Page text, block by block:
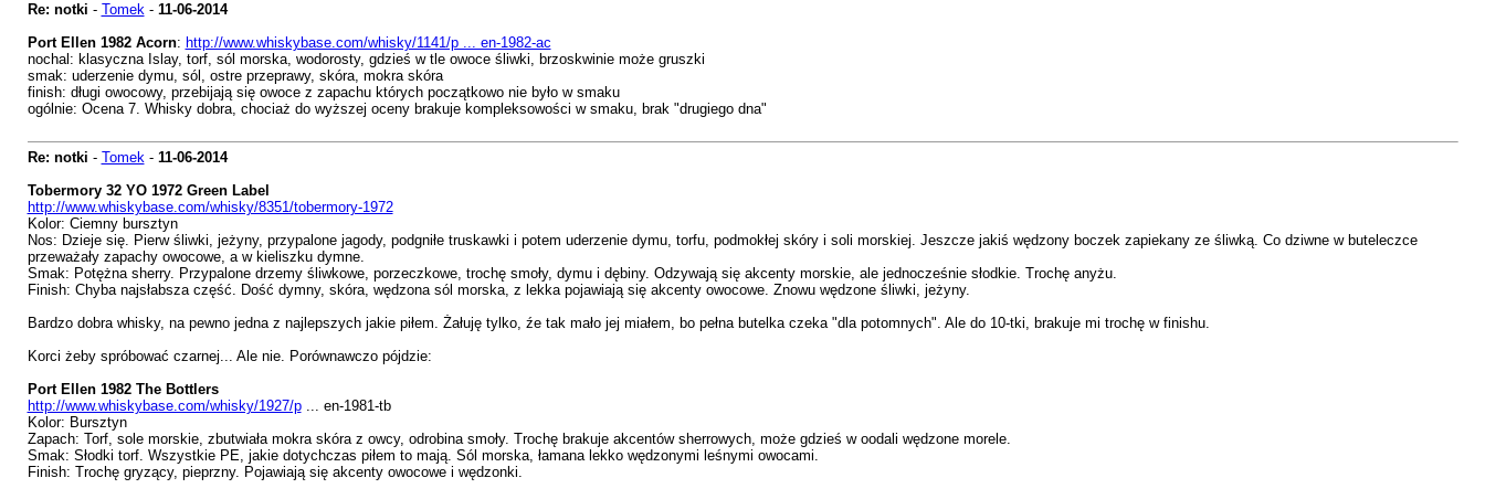
Re: notki - Tomek- 11-06-2014
Port Ellen 1982 Acorn: http://www.whiskybase.com/whisky/1141/p ... en-1982-ac
nochal: klasyczna Islay, torf, sól morska, wodorosty, gdzieś w tle owoce śliwki, brzoskwinie może gruszki
smak: uderzenie dymu, sól, ostre przeprawy, skóra, mokra skóra
finish: długi owocowy, przebijają się owoce z zapachu których początkowo nie było w smaku
ogólnie: Ocena 7. Whisky dobra, chociaż do wyższej oceny brakuje kompleksowości w smaku, brak "drugiego dna"
Re: notki - Tomek- 11-06-2014
Tobermory 32 YO 1972 Green Label
http://www.whiskybase.com/whisky/8351/tobermory-1972
Kolor: Ciemny bursztyn
Nos: Dzieje się. Pierw śliwki, jeżyny, przypalone jagody, podgniłe truskawki i potem uderzenie dymu, torfu, podmokłej skóry i soli morskiej. Jeszcze jakiś wędzony boczek zapiekany ze śliwką. Co dziwne w buteleczce
przeważały zapachy owocowe, a w kieliszku dymne.
Smak: Potężna sherry. Przypalone drzemy śliwkowe, porzeczkowe, trochę smoły, dymu i dębiny. Odzywają się akcenty morskie, ale jednocześnie słodkie. Trochę anyżu.
Finish: Chyba najsłabsza część. Dość dymny, skóra, wędzona sól morska, z lekka pojawiają się akcenty owocowe. Znowu wędzone śliwki, jeżyny.
Bardzo dobra whisky, na pewno jedna z najlepszych jakie piłem. Żałuję tylko, źe tak mało jej miałem, bo pełna butelka czeka "dla potomnych". Ale do 10-tki, brakuje mi trochę w finishu.
Korci żeby spróbować czarnej... Ale nie. Porównawczo pójdzie:
Port Ellen 1982 The Bottlers
http://www.whiskybase.com/whisky/1927/p... en-1981-tb
Kolor: Bursztyn
Zapach: Torf, sole morskie, zbutwiała mokra skóra z owcy, odrobina smoły. Trochę brakuje akcentów sherrowych, może gdzieś w oodali wędzone morele.
Smak: Słodki torf. Wszystkie PE, jakie dotychczas piłem to mają. Sól morska, łamana lekko wędzonymi leśnymi owocami.
Finish: Trochę gryzący, pieprzny. Pojawiają się akcenty owocowe i wędzonki.